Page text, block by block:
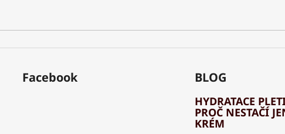
Facebook BLOG
HYDRATACE
PROČ NESTAČÍ
KRÉM